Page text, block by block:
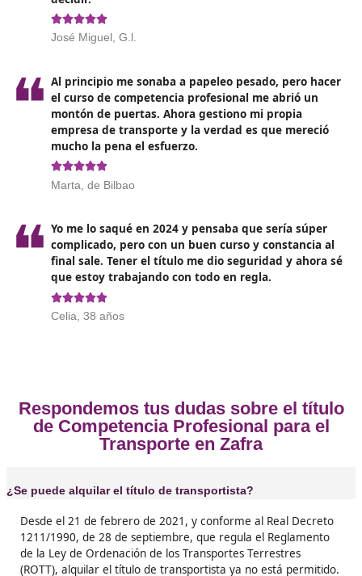
Realiza simulacros de examen: Practicar con
años anteriores o ejemplos de preguntas puede
Conéctate con otros estudiantes: Formar grupos de
estudio puede ser muy beneficioso. Compartir
experiencias y discutir conceptos complejos con tus
compañeros puede ayudarte a entender mejor la
materia.
Consulta a tus instructores: No dudes en preguntar
instructores están ahí para ayudarte y aclarar
concepto que no entiendas completamente.
Profesional para el Transporte en
❝
De verdad, no lo dudéis: el título es la llave
pero en cuanto lo tienes te das cuenta de
 
Luismi, de Zafra